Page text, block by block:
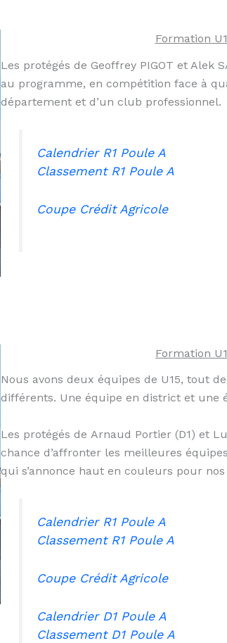
Formation
Les protégés de Geoffrey PIGOT et Alek
au programme, en compétition face à
département et d’un club professionnel.
Calendrier R1 Poule A
Classement R1 Poule A
Coupe Crédit Agricole
Formation
Nous avons deux équipes de U15, tout
différents. Une équipe en district et une
Les protégés de Arnaud Portier (D1) et
chance d’affronter les meilleures
qui s’annonce haut en couleurs pour
Calendrier R1 Poule A
Classement R1 Poule A
Coupe Crédit Agricole
Calendrier D1 Poule A
Classement D1 Poule A